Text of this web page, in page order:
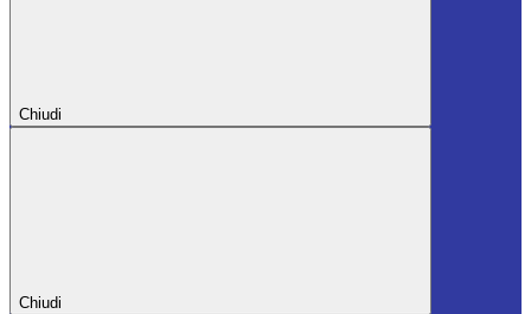
Chiudi
Chiudi